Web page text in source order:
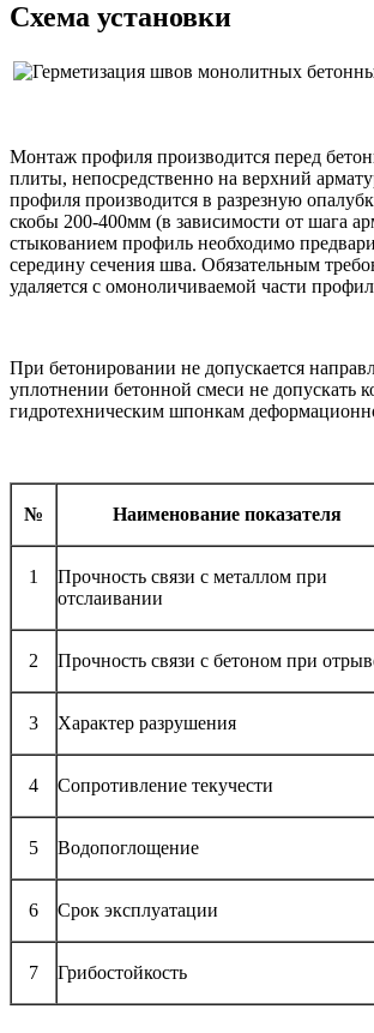
Схема установки
Монтаж профиля производится перед
плиты, непосредственно на верхний
профиля производится в разрезную
скобы 200-400мм (в зависимости от шага
стыкованием профиль необходимо
середину сечения шва. Обязательным
удаляется с омоноличиваемой части
При бетонировании не допускается
уплотнении бетонной смеси не допускать
гидротехническим шпонкам
№ Наименование показателя
1
Прочность связи с металлом при
отслаивании
2 Прочность связи с бетоном при
3 Характер разрушения
4 Сопротивление текучести
5 Водопоглощение
6 Срок эксплуатации
7 Грибостойкость